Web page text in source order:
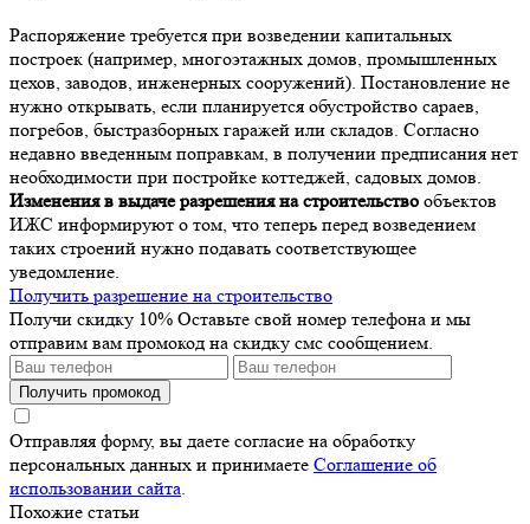
Распоряжение требуется при возведении капитальных
построек (например, многоэтажных домов, промышленных
цехов, заводов, инженерных сооружений). Постановление не
нужно открывать, если планируется обустройство сараев,
погребов, быстразборных гаражей или складов. Согласно
недавно введенным поправкам, в получении предписания нет
необходимости при постройке коттеджей, садовых домов.
Изменения в выдаче разрешения на строительство объектов
ИЖС информируют о том, что теперь перед возведением
таких строений нужно подавать соответствующее
уведомление.
Получить разрешение на строительство
Получи скидку 10% Оставьте свой номер телефона и мы
отправим вам промокод на скидку смс сообщением.
Получить промокод
Отправляя форму, вы даете согласие на обработку
персональных данных и принимаете Соглашение об
использовании сайта
Похожие статьи